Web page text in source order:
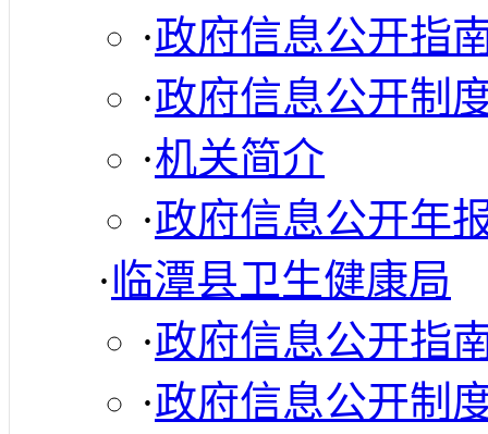
·政府信息公开指
·政府信息公开制
·机关简介
·政府信息公开年
·临潭县卫生健康局
·政府信息公开指
·政府信息公开制